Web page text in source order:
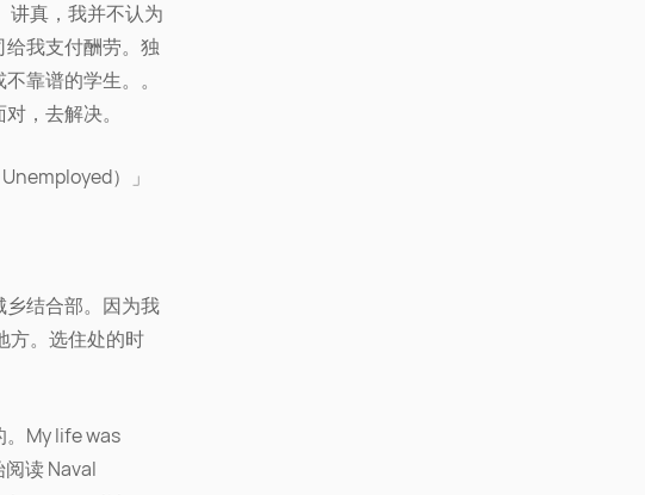
讲真，我并不认为
我支付酬劳。独
靠谱的学生。。
，去解决。
）」
结合部。因为我
方。选住处的时
。My life was
读 Naval